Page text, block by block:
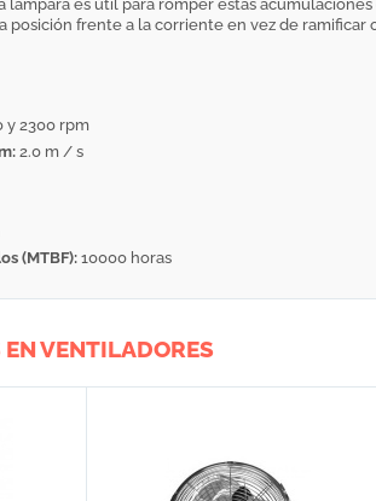
lámpara es útil para romper estas
frente a la corriente en vez de ramificar
y 2300 rpm
2.0 m / s
(MTBF): 10000 horas
VENTILADORES